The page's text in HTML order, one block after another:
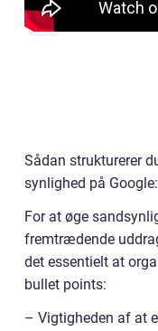
Sådan strukturerer
synlighed på Google:
For at øge
fremtrædende
det essentielt at
bullet points:
– Vigtigheden af at